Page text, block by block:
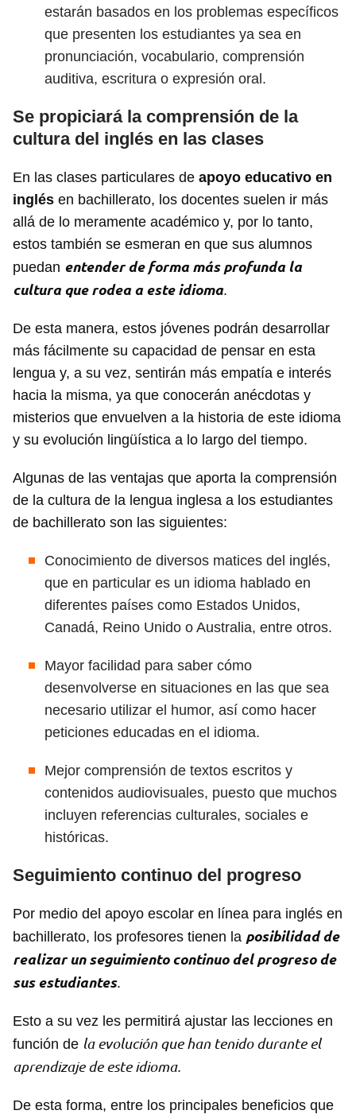
estarán basados en los problemas específicos
que presenten los estudiantes ya sea en
pronunciación, vocabulario, comprensión
auditiva, escritura o expresión oral.
Se propiciará la comprensión de la
cultura del inglés en las clases
En las clases particulares de apoyo educativo en
inglés en bachillerato, los docentes suelen ir más
allá de lo meramente académico y, por lo tanto,
estos también se esmeran en que sus alumnos
puedan entender de forma más profunda la
cultura que rodea a este idioma.
De esta manera, estos jóvenes podrán desarrollar
más fácilmente su capacidad de pensar en esta
lengua y, a su vez, sentirán más empatía e interés
hacia la misma, ya que conocerán anécdotas y
misterios que envuelven a la historia de este idioma
y su evolución lingüística a lo largo del tiempo.
Algunas de las ventajas que aporta la comprensión
de la cultura de la lengua inglesa a los estudiantes
de bachillerato son las siguientes:
Conocimiento de diversos matices del inglés,
que en particular es un idioma hablado en
diferentes países como Estados Unidos,
Canadá, Reino Unido o Australia, entre otros.
Mayor facilidad para saber cómo
desenvolverse en situaciones en las que sea
necesario utilizar el humor, así como hacer
peticiones educadas en el idioma.
Mejor comprensión de textos escritos y
contenidos audiovisuales, puesto que muchos
incluyen referencias culturales, sociales e
históricas.
Seguimiento continuo del progreso
Por medio del apoyo escolar en línea para inglés en
bachillerato, los profesores tienen la posibilidad de
realizar un seguimiento continuo del progreso de
sus estudiantes.
Esto a su vez les permitirá ajustar las lecciones en
función de la evolución que han tenido durante el
aprendizaje de este idioma.
De esta forma, entre los principales beneficios que